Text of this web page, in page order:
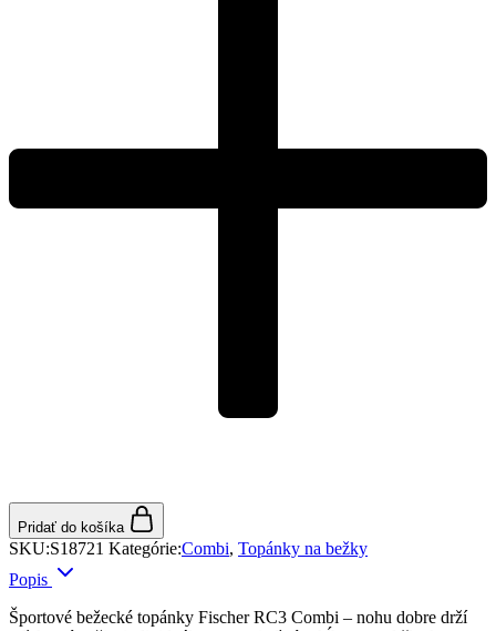
Pridať do košíka
SKU:S18721 Kategórie:Combi, Topánky na bežky
Popis
Športové bežecké topánky Fischer RC3 Combi – nohu dobre drží